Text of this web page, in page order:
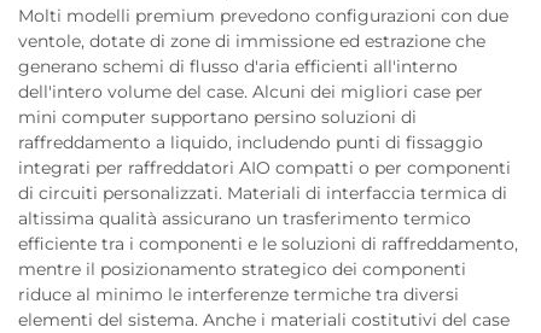
Molti modelli premium prevedono configurazioni con due
ventole, dotate di zone di immissione ed estrazione che
generano schemi di flusso d'aria efficienti all'interno
dell'intero volume del case. Alcuni dei migliori case per
mini computer supportano persino soluzioni di
raffreddamento a liquido, includendo punti di fissaggio
integrati per raffreddatori AIO compatti o per componenti
di circuiti personalizzati. Materiali di interfaccia termica di
altissima qualità assicurano un trasferimento termico
efficiente tra i componenti e le soluzioni di raffreddamento,
mentre il posizionamento strategico dei componenti
riduce al minimo le interferenze termiche tra diversi
elementi del sistema. Anche i materiali costitutivi del case